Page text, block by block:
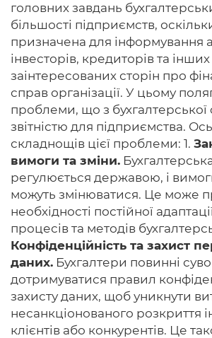
головних завдань
більшості підприємств,
призначена для інформування
інвесторів, кредиторів та інших
заінтересованих сторін про
справ організації. У цьому
проблеми, що з бухгалтерської
звітністю для підприємства. Ось
складнощів цієї проблеми: 1.
вимоги та зміни.
регулюється державою, і
можуть змінюватися. Це може
необхідності постійної
процесів та методів
Конфіденційність та захист
даних. Бухгалтери повинні
дотримуватися правил
захисту даних, щоб уникнути
несанкціонованого розкриття
клієнтів або конкурентів. Це